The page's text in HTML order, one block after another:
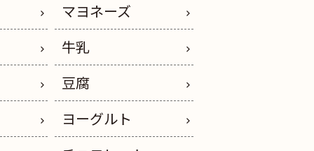
マヨネーズ
牛乳
豆腐
ヨーグルト